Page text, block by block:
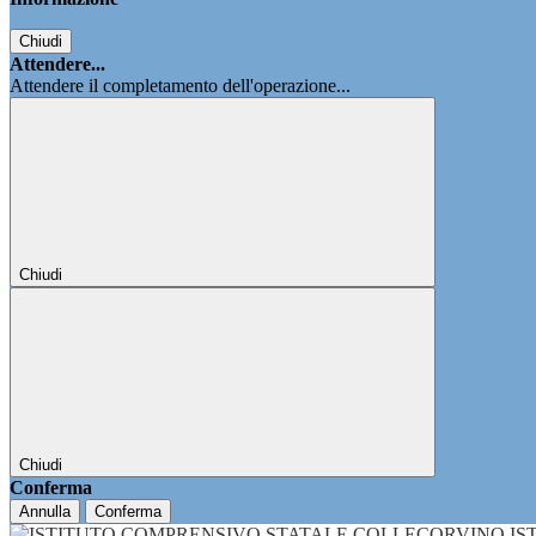
Chiudi
Attendere...
Attendere il completamento dell'operazione...
Chiudi
Chiudi
Conferma
Annulla Conferma